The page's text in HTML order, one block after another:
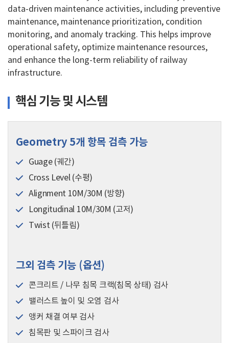
data-driven maintenance activities, including preventive
maintenance, maintenance prioritization, condition
monitoring, and anomaly tracking. This helps improve
operational safety, optimize maintenance resources,
and enhance the long-term reliability of railway
infrastructure.
핵심 기능 및 시스템
Geometry 5개 항목 검측 가능
Guage (궤간)
Cross Level (수평)
Alignment 10M/30M (방향)
Longitudinal 10M/30M (고저)
Twist (뒤틀림)
그외 검측 기능 (옵션)
콘크리트 / 나무 침목 크랙(침목 상태) 검사
밸러스트 높이 및 오염 검사
앵커 채결 여부 검사
침목판 및 스파이크 검사